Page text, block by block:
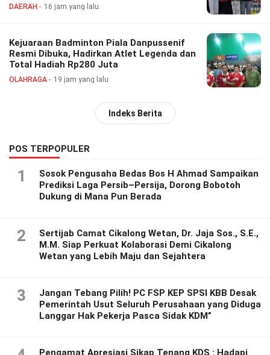
DAERAH 16 jam yang lalu
Kejuaraan Badminton Piala Danpussenif
Resmi Dibuka, Hadirkan Atlet Legenda dan
Total Hadiah Rp280 Juta
OLAHRAGA 19 jam yang lalu
Indeks Berita
POS TERPOPULER
1
Sosok Pengusaha Bedas Bos H Ahmad Sampaikan
Prediksi Laga Persib–Persija, Dorong Bobotoh
Dukung di Mana Pun Berada
2
Sertijab Camat Cikalong Wetan, Dr. Jaja Sos., S.E.,
M.M. Siap Perkuat Kolaborasi Demi Cikalong
Wetan yang Lebih Maju dan Sejahtera
3
Jangan Tebang Pilih! PC FSP KEP SPSI KBB Desak
Pemerintah Usut Seluruh Perusahaan yang Diduga
Langgar Hak Pekerja Pasca Sidak KDM”
Pengamat Apresiasi Sikap Tenang KDS : Hadapi